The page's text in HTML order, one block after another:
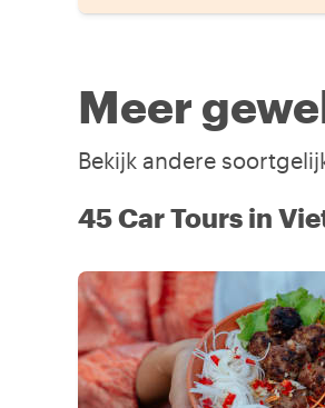
Meer
Bekijk andere
45 Car Tours in